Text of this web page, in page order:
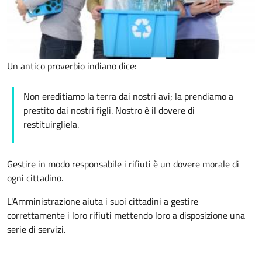
Un antico proverbio indiano dice:
Non ereditiamo la terra dai nostri avi; la prendiamo a
prestito dai nostri figli. Nostro è il dovere di
restituirgliela.
Gestire in modo responsabile i rifiuti è un dovere morale di
ogni cittadino.
L'Amministrazione aiuta i suoi cittadini a gestire
correttamente i loro rifiuti mettendo loro a disposizione una
serie di servizi.